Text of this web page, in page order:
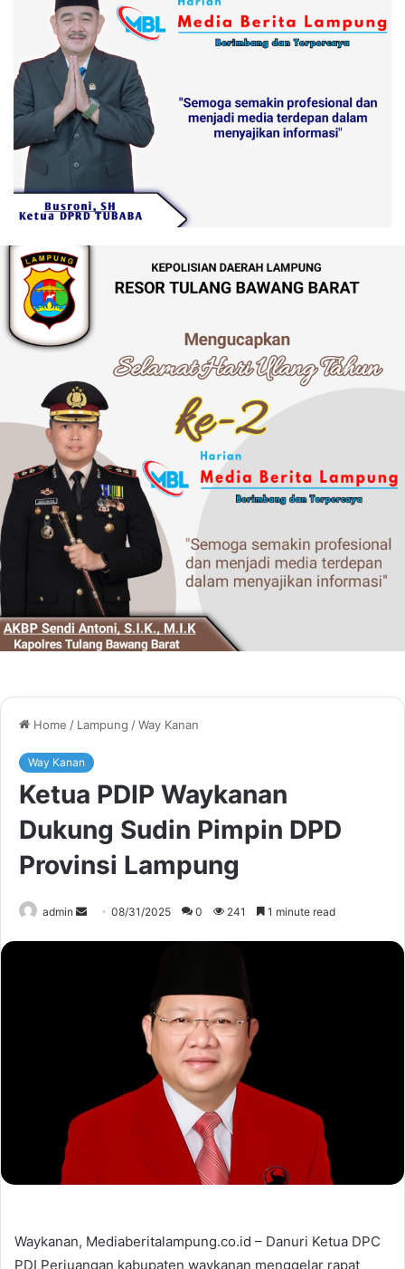
Home / Lampung /Way Kanan
Way Kanan
Ketua PDIP Waykanan
Dukung Sudin Pimpin DPD
Provinsi Lampung
admin
Send08/31/2025 0 241 1 minute read
Waykanan, Mediaberitalampung.co.id – Danuri Ketua DPC
PDI Perjuangan kabupaten waykanan menggelar rapat